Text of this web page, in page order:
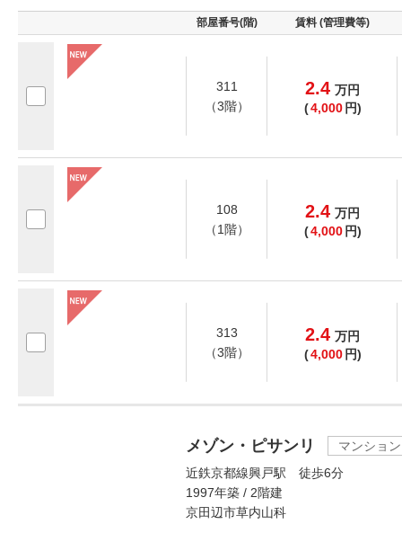
部屋番号(階) 賃料 (管理費等)
311
（3階）
2.4 万円
(4,000 円)
108
（1階）
2.4 万円
(4,000 円)
313
（3階）
2.4 万円
(4,000 円)
メゾン・ピサンリ
マンション
近鉄京都線興戸駅 徒歩6分
1997年築 / 2階建
京田辺市草内山科